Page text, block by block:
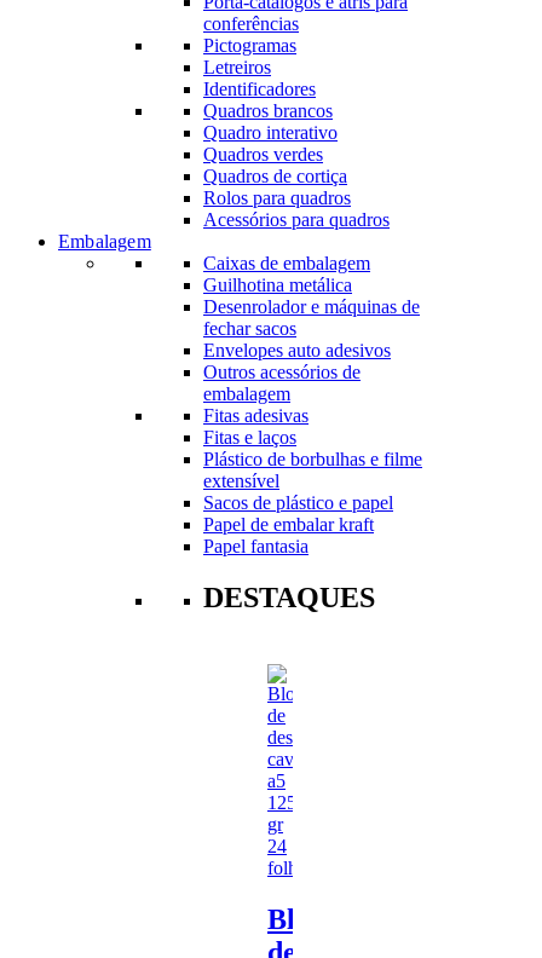
conferências
Pictogramas
Letreiros
Identificadores
Quadros brancos
Quadro interativo
Quadros verdes
Quadros de cortiça
Rolos para quadros
Acessórios para quadros
Embalagem
Caixas de embalagem
Guilhotina metálica
Desenrolador e máquinas de
fechar sacos
Envelopes auto adesivos
Outros acessórios de
embalagem
Fitas adesivas
Fitas e laços
Plástico de borbulhas e filme
extensível
Sacos de plástico e papel
Papel de embalar kraft
Papel fantasia
DESTAQUES
Bloco
de